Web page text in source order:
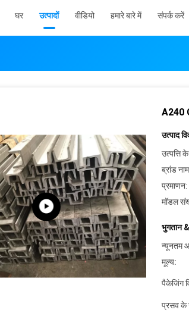
घर उत्पादों वीडियो हमारे बारे में संपर्क करें
A240
उत्पाद
उत्पत्ति
ब्रांड
प्रमाणन:
मॉडल
भुगतान
न्यूनतम
मूल्य:
पैकेजिंग
प्रसव के